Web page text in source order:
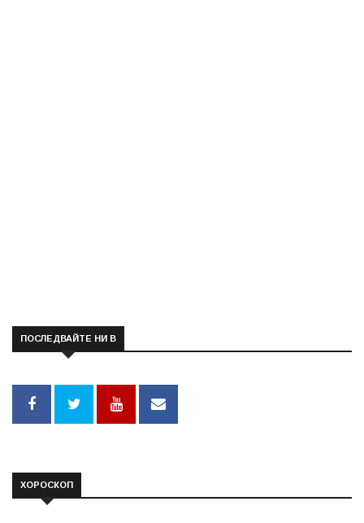
ПОСЛЕДВАЙТЕ НИ В
ХОРОСКОП